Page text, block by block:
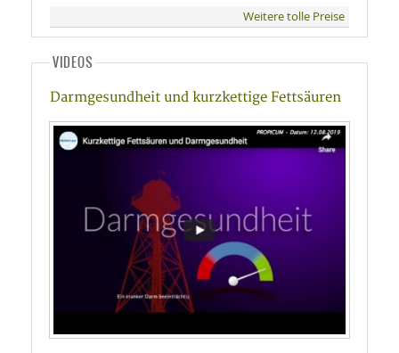
Weitere tolle Preise
VIDEOS
Darmgesundheit und kurzkettige Fettsäuren